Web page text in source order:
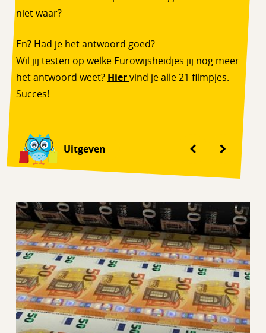
niet waar?
En? Had je het antwoord goed?
Wil jij testen op welke Eurowijsheidjes jij nog meer
het antwoord weet? Hiervind je alle 21 filmpjes.
Succes!
Uitgeven